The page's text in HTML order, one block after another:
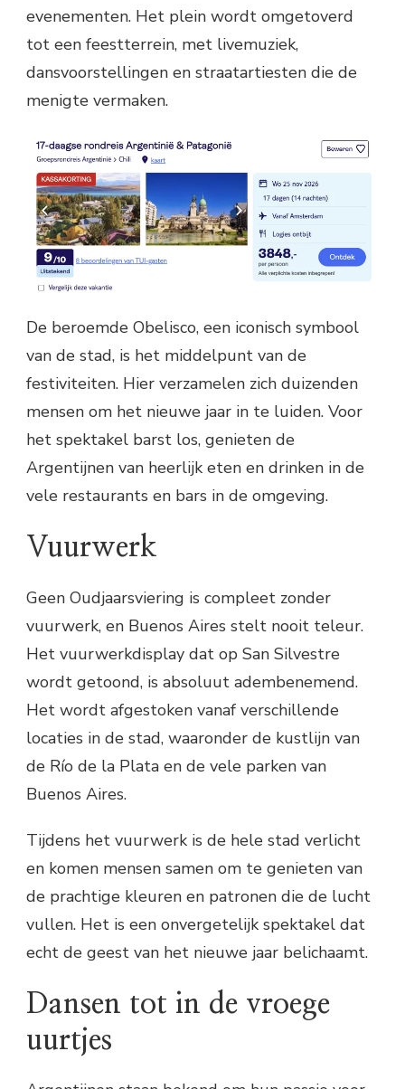
evenementen. Het plein wordt omgetoverd
tot een feestterrein, met livemuziek,
dansvoorstellingen en straatartiesten die de
menigte vermaken.
De beroemde Obelisco, een iconisch symbool
van de stad, is het middelpunt van de
festiviteiten. Hier verzamelen zich duizenden
mensen om het nieuwe jaar in te luiden. Voor
het spektakel barst los, genieten de
Argentijnen van heerlijk eten en drinken in de
vele restaurants en bars in de omgeving.
Vuurwerk
Geen Oudjaarsviering is compleet zonder
vuurwerk, en Buenos Aires stelt nooit teleur.
Het vuurwerkdisplay dat op San Silvestre
wordt getoond, is absoluut adembenemend.
Het wordt afgestoken vanaf verschillende
locaties in de stad, waaronder de kustlijn van
de Río de la Plata en de vele parken van
Buenos Aires.
Tijdens het vuurwerk is de hele stad verlicht
en komen mensen samen om te genieten van
de prachtige kleuren en patronen die de lucht
vullen. Het is een onvergetelijk spektakel dat
echt de geest van het nieuwe jaar belichaamt.
Dansen tot in de vroege
uurtjes